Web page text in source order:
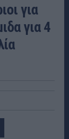
για
για 4